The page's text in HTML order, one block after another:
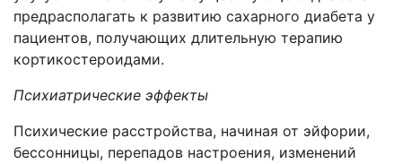
предрасполагать к развитию сахарного диабета у
пациентов, получающих длительную терапию
кортикостероидами.
Психиатрические эффекты
Психические расстройства, начиная от эйфории,
бессонницы, перепадов настроения, изменений